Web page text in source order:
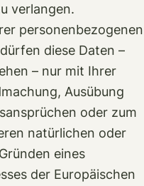
verlangen.
personenbezogenen
diese Daten –
– nur mit Ihrer
Ausübung
oder zum
natürlichen oder
eines
der Europäischen